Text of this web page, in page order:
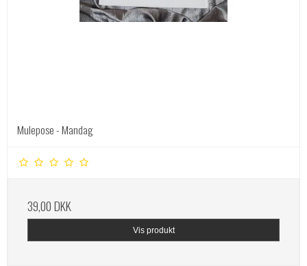
Mulepose - Mandag
39,00 DKK
Vis produkt